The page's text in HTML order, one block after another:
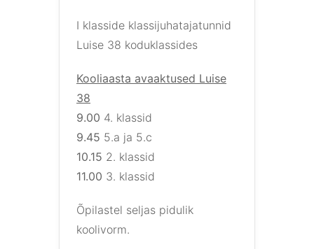
I klasside klassijuhatajatunnid
Luise 38 koduklassides
Kooliaasta avaaktused Luise
38
9.00 4. klassid
9.45 5.a ja 5.c
10.15 2. klassid
11.00 3. klassid
Õpilastel seljas pidulik
koolivorm.